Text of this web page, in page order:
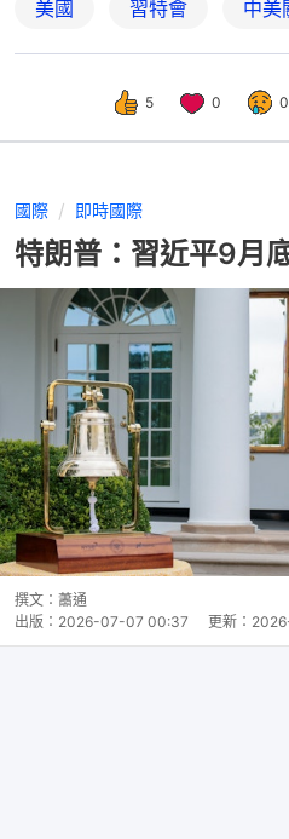
美國 習特會 中美
5 0 0
國際 即時國際
特朗普：習近平9月
撰文： 蕭通
出版： 2026-07-07 00:37 更新：